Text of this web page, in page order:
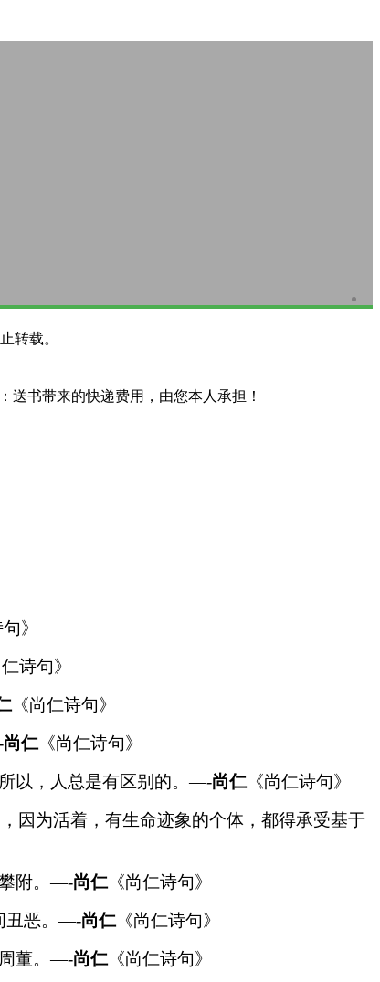
转载。
送书带来的快递费用，由您本人承担！
》
仁诗句》
《尚仁诗句》
尚仁《尚仁诗句》
以，人总是有区别的。—-尚仁《尚仁诗句》
因为活着，有生命迹象的个体，都得承受基于
附。—-尚仁《尚仁诗句》
丑恶。—-尚仁 《尚仁诗句》
董。—-尚仁《尚仁诗句》